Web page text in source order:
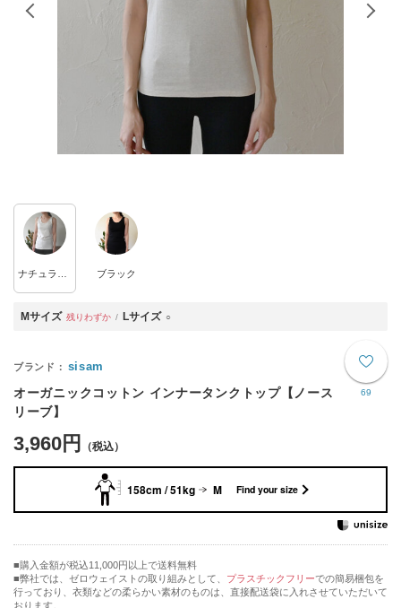
ブラック
Mサイズ 残りわずか Lサイズ ○
69
sisam
オーガニックコットン インナータンクトップ【ノース
リーブ】
3,960円
158cm / 51kg M Find your size
購入金額が税込11,000円以上で送料無料
弊社では、ゼロウェイストの取り組みとして、 プラスチックフリーでの簡易梱包を
行っており、衣類などの柔らかい素材のものは、直接配送袋に入れさせていただいて
おります。